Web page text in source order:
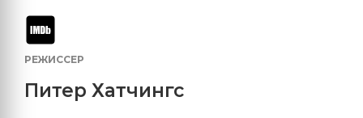
РЕЖИССЕР
Питер Хатчингс